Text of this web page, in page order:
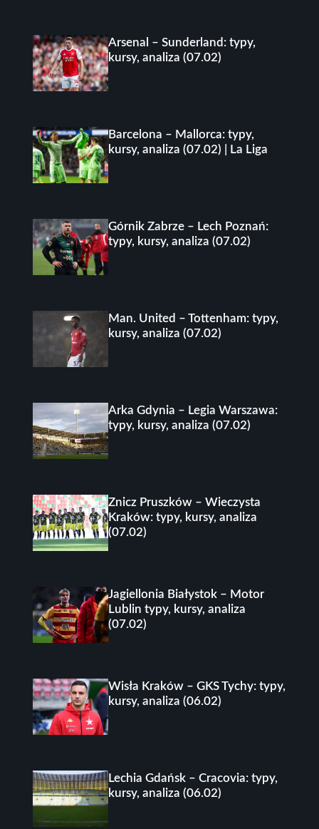
Arsenal – Sunderland: typy,
kursy, analiza (07.02)
Barcelona – Mallorca: typy,
kursy, analiza (07.02) | La Liga
Górnik Zabrze – Lech Poznań:
typy, kursy, analiza (07.02)
Man. United – Tottenham: typy,
kursy, analiza (07.02)
Arka Gdynia – Legia Warszawa:
typy, kursy, analiza (07.02)
Znicz Pruszków – Wieczysta
Kraków: typy, kursy, analiza
(07.02)
Jagiellonia Białystok – Motor
Lublin typy, kursy, analiza
(07.02)
Wisła Kraków – GKS Tychy: typy,
kursy, analiza (06.02)
Lechia Gdańsk – Cracovia: typy,
kursy, analiza (06.02)